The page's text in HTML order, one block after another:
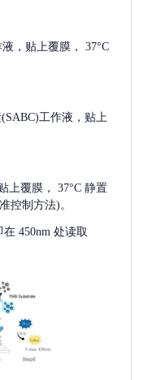
，贴上覆膜， 37°C
工作液，贴上
上覆膜， 37°C 静置
控制方法)。
450nm 处读取